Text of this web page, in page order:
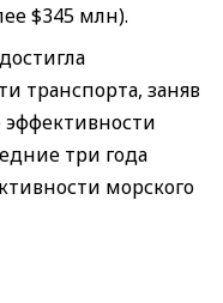
$345 млн).
транспорта, заняв
три года
морского